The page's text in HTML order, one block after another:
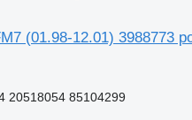
(01.98-12.01) 3988773
20518054 85104299